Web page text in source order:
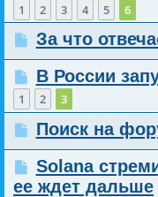
1 2 3 4 5 6
За что
В России
1 2 3
Поиск на
Solana
ее ждет дальше